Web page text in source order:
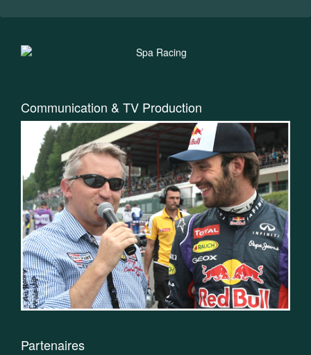
Communication & TV Production
Partenaires